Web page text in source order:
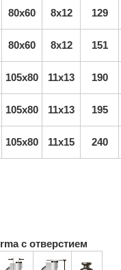
80х60 8х12 129
80х60 8х12 151
105х80 11х13 190
105х80 11х13 195
105х80 11х15 240
с отверстием